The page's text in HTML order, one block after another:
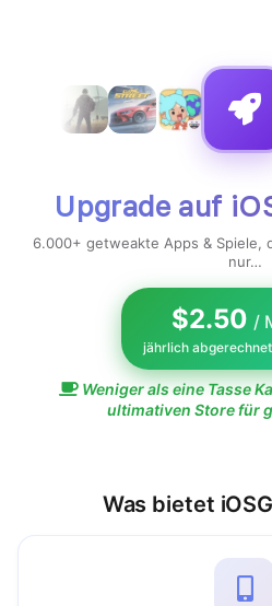
der angeforderte Inhalt wurde
Upgrade auf
6.000+ getweakte Apps & Spiele,
nur…
$2.50 /
jährlich
Weniger als eine Tasse
ultimativen Store für
Was bietet